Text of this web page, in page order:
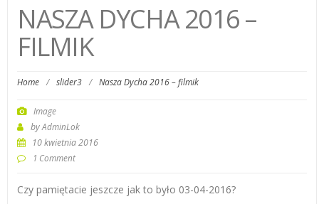
NASZA DYCHA 2016 –
FILMIK
Home / slider3 / Nasza Dycha 2016 – filmik
Image
byAdminLok
10 kwietnia 2016
1 Comment
Czy pamiętacie jeszcze jak to było 03-04-2016?